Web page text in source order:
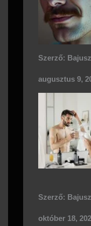
Szerző: Bajusz
augusztus 9,
Szerző: Bajusz
október 18,